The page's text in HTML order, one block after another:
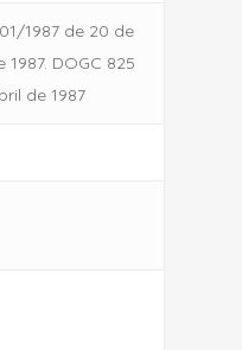
1987 de 20 de
DOGC 825
de 1987